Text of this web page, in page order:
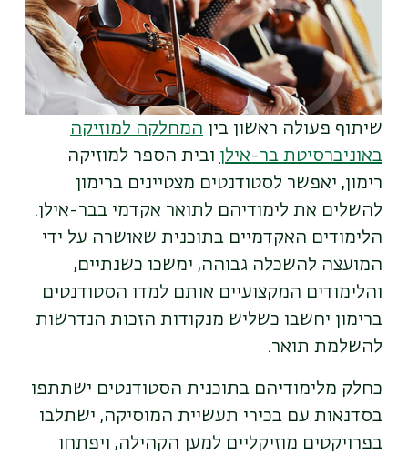
שיתוף פעולה ראשון בין המחלקה למוזיקה
באוניברסיטת בר-אילן ובית הספר למוזיקה
רימון, יאפשר לסטודנטים מצטיינים ברימון
להשלים את לימודיהם לתואר אקדמי בבר-אילן.
הלימודים האקדמיים בתוכנית שאושרה על ידי
המועצה להשכלה גבוהה, ימשכו כשנתיים,
והלימודים המקצועיים אותם למדו הסטודנטים
ברימון יחשבו כשליש מנקודות הזכות הנדרשות
להשלמת תואר.
כחלק מלימודיהם בתוכנית הסטודנטים ישתתפו
בסדנאות עם בכירי תעשיית המוסיקה, ישתלבו
בפרויקטים מוזיקליים למען הקהילה, ויפתחו